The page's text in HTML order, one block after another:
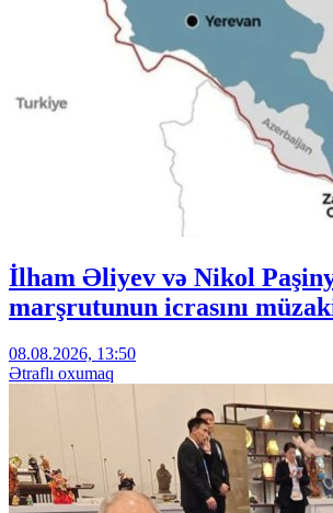
İlham Əliyev və Nikol
marşrutunun icrasını
08.08.2026, 13:50
Ətraflı oxumaq